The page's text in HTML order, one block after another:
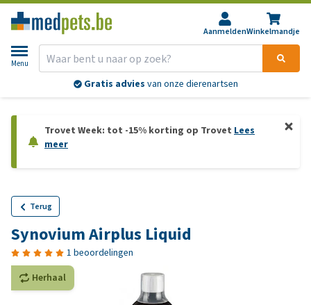
AanmeldenWinkelmandje
Menu
Gratis advies van onze dierenartsen
Trovet Week: tot -15% korting op Trovet Lees
meer
Terug
Synovium Airplus Liquid
1 beoordelingen
Herhaal